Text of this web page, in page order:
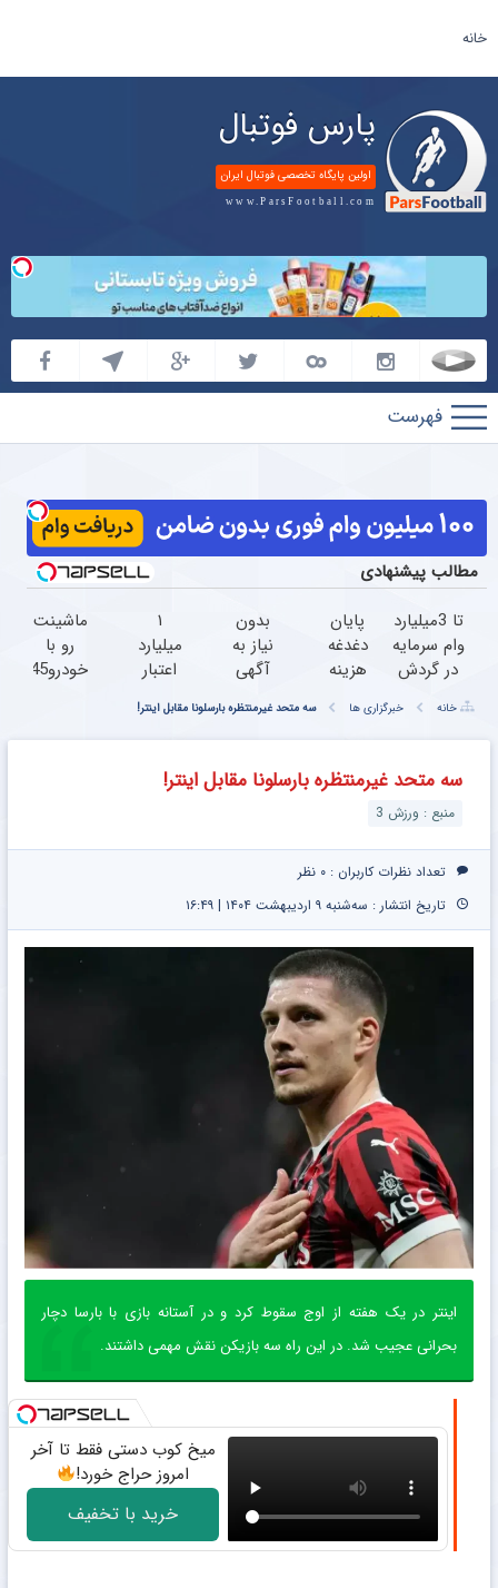
خانه
پارس فوتبال
اولین پایگاه تخصصی فوتبال ایران
www.ParsFootball.com
پارس
فوتبال
مطالب پیشنهادی
تا 3میلیارد
وام سرمایه
در گردش
=>
فروشگاهت
رو ثبت
کن
پایان
دغدغه
هزینه
دندان
پزشکی
با پک
سفید
بدون
نیاز به
آگهی
یکبار
مراجعه
۱
میلیارد
اعتبار
طلا |
بدون
ضامن
و چک
ماشینت
رو با
خودرو45
بفروش
خانه خبرگزاری ها سه متحد غیرمنتظره بارسلونا مقابل اینتر!
سه متحد غیرمنتظره بارسلونا مقابل اینتر!
منبع : ورزش 3
تعداد نظرات کاربران : ۰ نظر
تاریخ انتشار : سه‌شنبه ۹ اردیبهشت ۱۴۰۴ | ۱۶:۴۹
اینتر در یک هفته از اوج سقوط کرد و در آستانه بازی با بارسا دچار
بحرانی عجیب شد. در این راه سه بازیکن نقش مهمی داشتند.
میخ کوب دستی فقط تا آخر
امروز حراج خورد!
خرید با تخفیف